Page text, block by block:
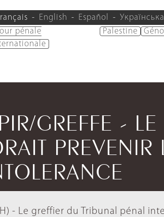
English Español Українська
pénale
Palestine
GREFFE - LE
PREVENIR
- Le greffier du Tribunal pénal